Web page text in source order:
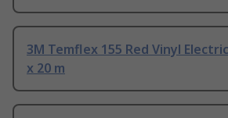
3M Temflex 155 Red Vinyl
x 20 m